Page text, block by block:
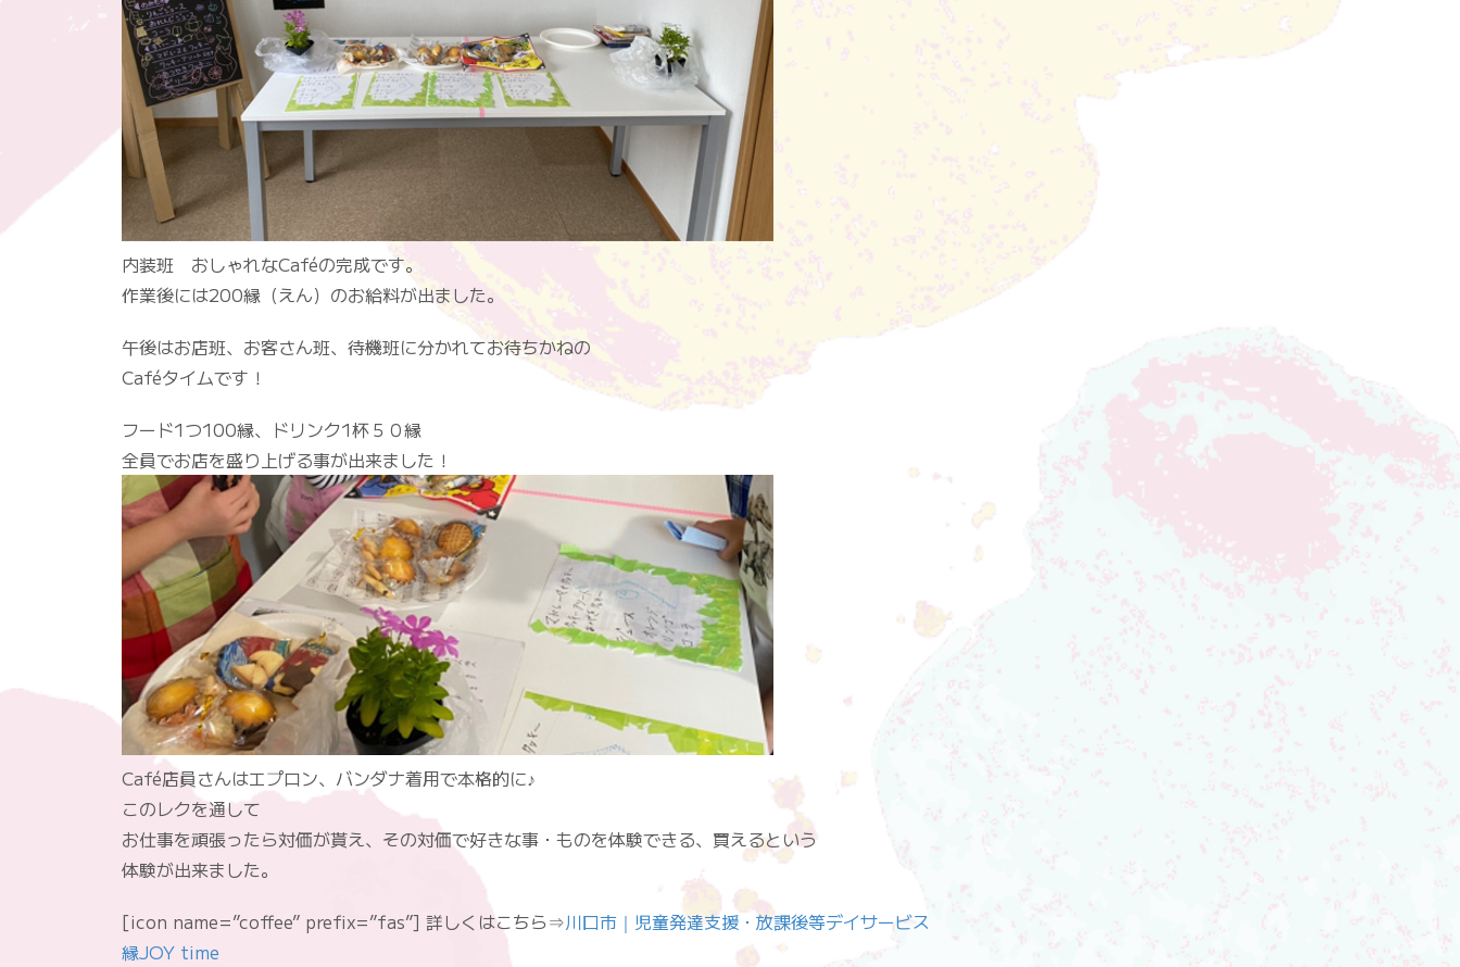
内装班 おしゃれなCaféの完成です。
作業後には200縁（えん）のお給料が出ました。
午後はお店班、お客さん班、待機班に分かれてお待ちかねの
Caféタイムです！
フード1つ100縁、ドリンク1杯５０縁
全員でお店を盛り上げる事が出来ました！
Café店員さんはエプロン、バンダナ着用で本格的に♪
このレクを通して
お仕事を頑張ったら対価が貰え、その対価で好きな事・ものを体験できる、買えるという
体験が出来ました。
[icon name=”coffee” prefix=”fas”] 詳しくはこちら⇒川口市｜児童発達支援・放課後等デイサービス
縁JOY time